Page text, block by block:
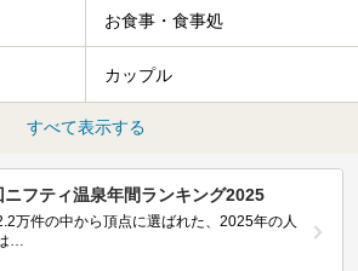
お食事・食事処
カップル
すべて表示する
ニフティ温泉年間ランキング2025
万件の中から頂点に選ばれた、2025年の人
…